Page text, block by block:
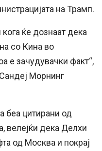
на Трамп.
ќе дознаат дека
со Кина во
е зачудувачки факт“,
Морнинг
беа цитирани од
велејќи дека Делхи
од Москва и покрај